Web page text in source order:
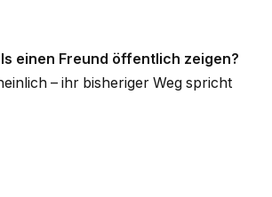
einen Freund öffentlich zeigen?
– ihr bisheriger Weg spricht